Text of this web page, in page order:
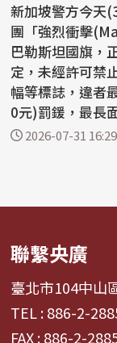
新加坡警方今天
團「強烈衝擊
巴勒斯坦國旗，正式遭到
定，未經許可禁
幅等標誌，違者
0元)罰鍰，最長
...2026-07-31 16:29
聯繫央廣
臺北市104中山
TEL : 886-2-
FAX : 886-2-